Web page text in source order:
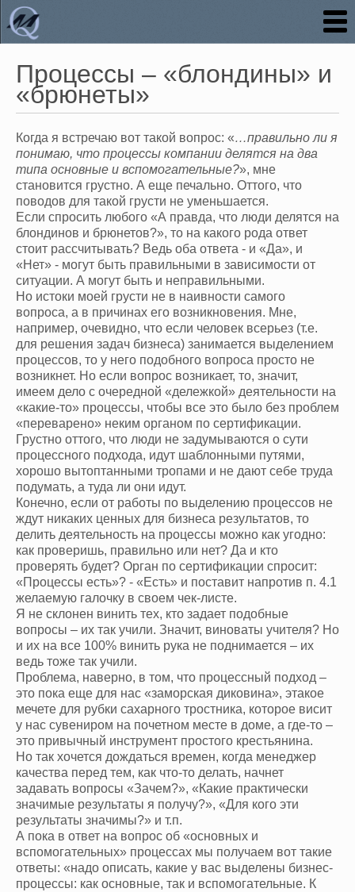
Процессы – «блондины» и
«брюнеты»
Когда я встречаю вот такой вопрос: «…правильно ли я
понимаю, что процессы компании делятся на два
типа основные и вспомогательные?», мне
становится грустно. А еще печально. Оттого, что
поводов для такой грусти не уменьшается.
Если спросить любого «А правда, что люди делятся на
блондинов и брюнетов?», то на какого рода ответ
стоит рассчитывать? Ведь оба ответа - и «Да», и
«Нет» - могут быть правильными в зависимости от
ситуации. А могут быть и неправильными.
Но истоки моей грусти не в наивности самого
вопроса, а в причинах его возникновения. Мне,
например, очевидно, что если человек всерьез (т.е.
для решения задач бизнеса) занимается выделением
процессов, то у него подобного вопроса просто не
возникнет. Но если вопрос возникает, то, значит,
имеем дело с очередной «дележкой» деятельности на
«какие-то» процессы, чтобы все это было без проблем
«переварено» неким органом по сертификации.
Грустно оттого, что люди не задумываются о сути
процессного подхода, идут шаблонными путями,
хорошо вытоптанными тропами и не дают себе труда
подумать, а туда ли они идут.
Конечно, если от работы по выделению процессов не
ждут никаких ценных для бизнеса результатов, то
делить деятельность на процессы можно как угодно:
как проверишь, правильно или нет? Да и кто
проверять будет? Орган по сертификации спросит:
«Процессы есть»? - «Есть» и поставит напротив п. 4.1
желаемую галочку в своем чек-листе.
Я не склонен винить тех, кто задает подобные
вопросы – их так учили. Значит, виноваты учителя? Но
и их на все 100% винить рука не поднимается – их
ведь тоже так учили.
Проблема, наверно, в том, что процессный подход –
это пока еще для нас «заморская диковина», этакое
мечете для рубки сахарного тростника, которое висит
у нас сувениром на почетном месте в доме, а где-то –
это привычный инструмент простого крестьянина.
Но так хочется дождаться времен, когда менеджер
качества перед тем, как что-то делать, начнет
задавать вопросы «Зачем?», «Какие практически
значимые результаты я получу?», «Для кого эти
результаты значимы?» и т.п.
А пока в ответ на вопрос об «основных и
вспомогательных» процессах мы получаем вот такие
ответы: «надо описать, какие у вас выделены бизнес-
процессы: как основные, так и вспомогательные. К